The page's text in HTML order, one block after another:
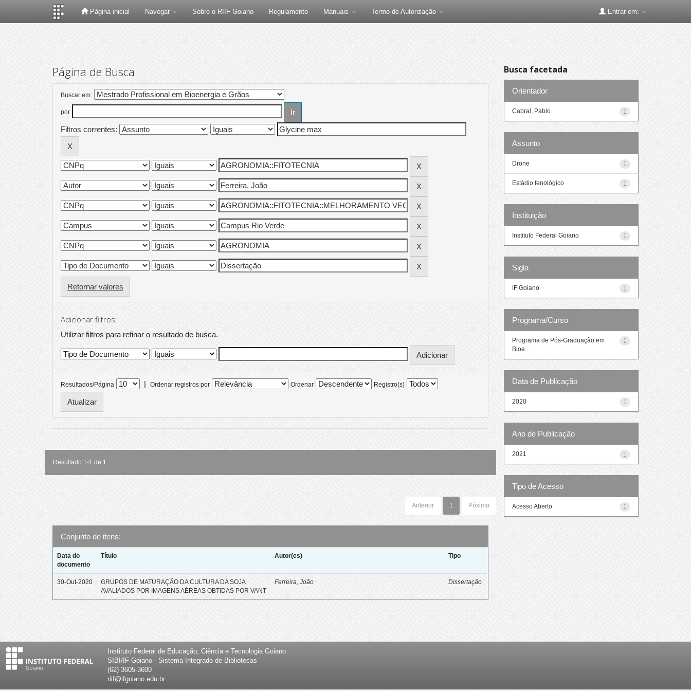
Página inicial Navegar Sobre o RIIF Goiano Regulamento Manuais Termo de Autorização Entrar em:
Página de Busca
Buscar em:
por
Filtros correntes:
Retornar valores
Adicionar filtros:
Utilizar filtros para refinar o resultado de busca.
Resultados/Página | Ordenar registros por Ordenar Registro(s)
Resultado 1-1 de 1.
Anterior 1 Póximo
Conjunto de itens:
Data do
documento
Título Autor(es) Tipo
30-Out-2020
GRUPOS DE MATURAÇÃO DA CULTURA DA SOJA
AVALIADOS POR IMAGENS AÉREAS OBTIDAS POR VANT
Ferreira, João Dissertação
Busca facetada
Orientador
1
Cabral, Pablo
Assunto
1
Drone
1
Estádio fenológico
Instituição
1
Instituto Federal Goiano
Sigla
1
IF Goiano
Programa/Curso
1
Programa de Pós-Graduação em
Bioe...
Data de Publicação
1
2020
Ano de Publicação
1
2021
Tipo de Acesso
1
Acesso Aberto
Instituto Federal de Educação, Ciência e Tecnologia Goiano
SIBI/IF Goiano - Sistema Integrado de Bibliotecas
(62) 3605-3600
riif@ifgoiano.edu.br